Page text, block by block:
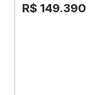
R$ 149.390